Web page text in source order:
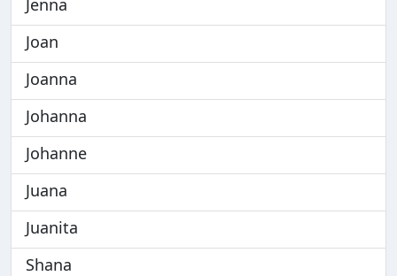
Jenna
Joan
Joanna
Johanna
Johanne
Juana
Juanita
Shana